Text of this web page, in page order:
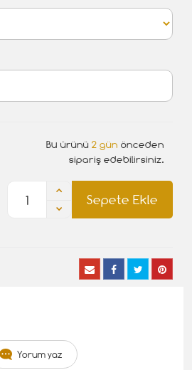
Bu ürünü 2 gün önceden
sipariş edebilirsiniz.
Sepete Ekle
Yorum yaz